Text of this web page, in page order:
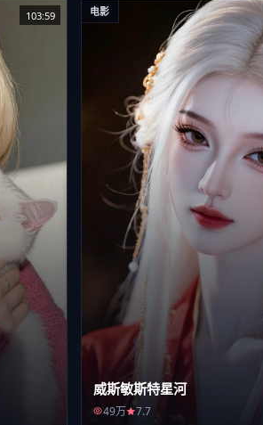
103:59 电影
威斯敏斯特星河
49万 7.7